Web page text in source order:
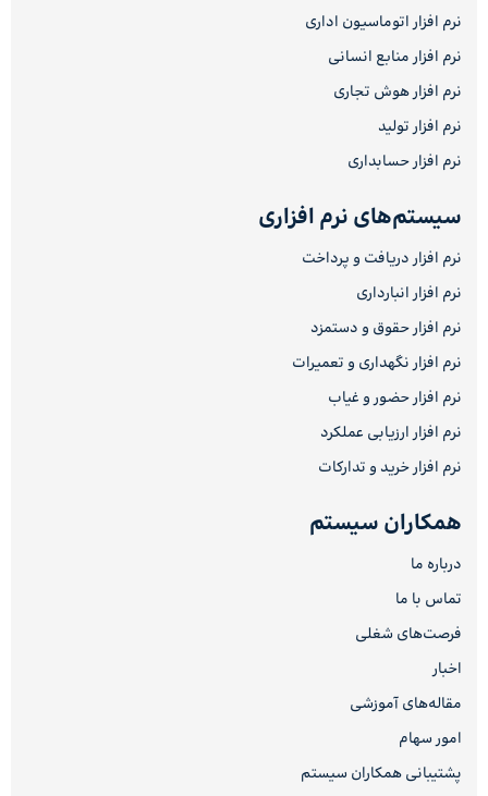
نرم افزار اتوماسیون اداری
نرم افزار منابع انسانی
نرم افزار هوش تجاری
نرم افزار تولید
نرم افزار حسابداری
سیستم‌های نرم افزاری
نرم افزار دریافت و پرداخت
نرم افزار انبارداری
نرم افزار حقوق و دستمزد
نرم افزار نگهداری و تعمیرات
نرم افزار حضور و غیاب
نرم افزار ارزیابی عملکرد
نرم افزار خرید و تدارکات
همکاران سیستم
درباره ما
تماس با ما
فرصت‌های شغلی
اخبار
مقاله‌های آموزشی
امور سهام
پشتیبانی همکاران سیستم